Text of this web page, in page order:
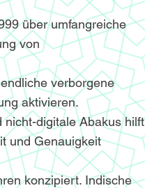
über umfangreiche
von
verborgene
aktivieren.
digitale Abakus hilft
und Genauigkeit
konzipiert. Indische